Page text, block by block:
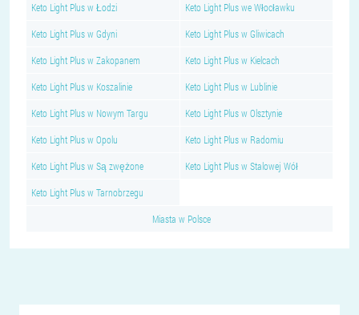
Keto Light Plus w Łodzi Keto Light Plus we Włocławku
Keto Light Plus w Gdyni Keto Light Plus w Gliwicach
Keto Light Plus w Zakopanem Keto Light Plus w Kielcach
Keto Light Plus w Koszalinie Keto Light Plus w Lublinie
Keto Light Plus w Nowym Targu Keto Light Plus w Olsztynie
Keto Light Plus w Opolu Keto Light Plus w Radomiu
Keto Light Plus w Są zwężone Keto Light Plus w Stalowej Wół
Keto Light Plus w Tarnobrzegu
Miasta w Polsce